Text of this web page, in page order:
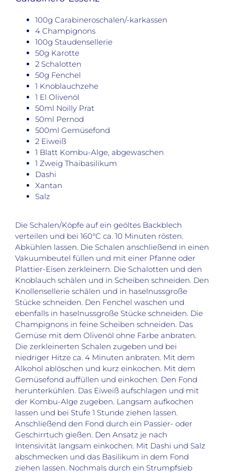
100g Carabineroschalen/-karkassen
4 Champignons
100g Staudensellerie
50g Karotte
2 Schalotten
50g Fenchel
1 Knoblauchzehe
1 El Olivenöl
50ml Noilly Prat
50ml Pernod
500ml Gemüsefond
2 Eiweiß
1 Blatt Kombu-Alge, abgewaschen
1 Zweig Thaibasilikum
Dashi
Xantan
Salz
Die Schalen/Köpfe auf ein geöltes Backblech
verteilen und bei 160°C ca. 10 Minuten rösten.
Abkühlen lassen. Die Schalen anschließend in einen
Vakuumbeutel füllen und mit einer Pfanne oder
Plattier-Eisen zerkleinern. Die Schalotten und den
Knoblauch schälen und in Scheiben schneiden. Den
Knollensellerie schälen und in haselnussgroße
Stücke schneiden. Den Fenchel waschen und
ebenfalls in haselnussgroße Stücke schneiden. Die
Champignons in feine Scheiben schneiden. Das
Gemüse mit dem Olivenöl ohne Farbe anbraten.
Die zerkleinerten Schalen zugeben und bei
niedriger Hitze ca. 4 Minuten anbraten. Mit dem
Alkohol ablöschen und kurz einkochen. Mit dem
Gemüsefond auffüllen und einkochen. Den Fond
herunterkühlen. Das Eiweiß aufschlagen und mit
der Kombu-Alge zugeben. Langsam aufkochen
lassen und bei Stufe 1 Stunde ziehen lassen.
Anschließend den Fond durch ein Passier- oder
Geschirrtuch gießen. Den Ansatz je nach
Intensivität langsam einkochen. Mit Dashi und Salz
abschmecken und das Basilikum in dem Fond
ziehen lassen. Nochmals durch ein Strumpfsieb